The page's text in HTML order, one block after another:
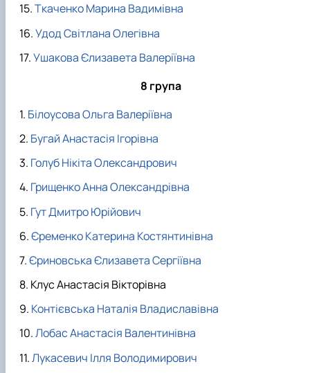
Ткаченко Марина Вадимівна
Удод Світлана Олегівна
Ушакова Єлизавета Валеріївна
8 група
Білоусова Ольга Валеріївна
Бугай Анастасія Ігорівна
Голуб Нікіта Олександрович
Грищенко Анна Олександрівна
Гут Дмитро Юрійович
Єременко Катерина Костянтинівна
Єриновська Єлизавета Сергіївна
Клус Анастасія Вікторівна
Контієвська Наталія Владиславівна
Лобас Анастасія Валентинівна
Лукасевич Ілля Володимирович